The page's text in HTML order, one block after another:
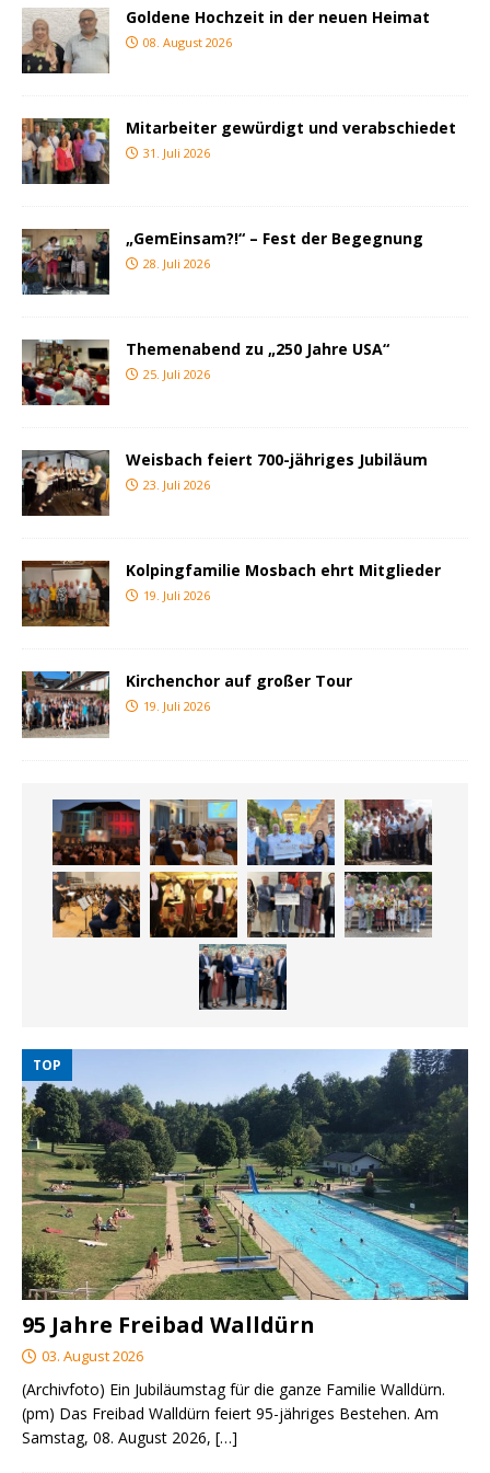
Goldene Hochzeit in der neuen Heimat
08. August 2026
Mitarbeiter gewürdigt und verabschiedet
31. Juli 2026
„GemEinsam?!“ – Fest der Begegnung
28. Juli 2026
Themenabend zu „250 Jahre USA“
25. Juli 2026
Weisbach feiert 700-jähriges Jubiläum
23. Juli 2026
Kolpingfamilie Mosbach ehrt Mitglieder
19. Juli 2026
Kirchenchor auf großer Tour
19. Juli 2026
TOP
95 Jahre Freibad Walldürn
03. August 2026
(Archivfoto) Ein Jubiläumstag für die ganze Familie Walldürn.
(pm) Das Freibad Walldürn feiert 95-jähriges Bestehen. Am
Samstag, 08. August 2026, […]